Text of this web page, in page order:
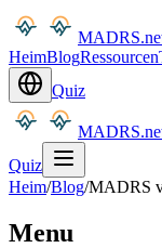
HeimBlogRessourcen
Quiz
Quiz
Heim/Blog/MADRS
Menu